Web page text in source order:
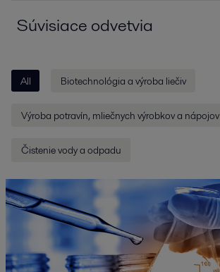
Súvisiace odvetvia
All Biotechnológia a výroba liečiv
Výroba potravín, mliečnych výrobkov a nápojov
Čistenie vody a odpadu